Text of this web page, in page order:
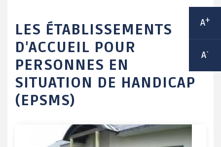
VIE ASSOCIATIVE / ANIMATIONS
ENFANCE / JEUNESSE
VIE SCOLAIRE
SOCIAL / SOLIDARITÉ
A+
A-
LES ÉTABLISSEMENTS
D'ACCUEIL POUR
PERSONNES EN
SITUATION DE HANDICAP
(EPSMS)